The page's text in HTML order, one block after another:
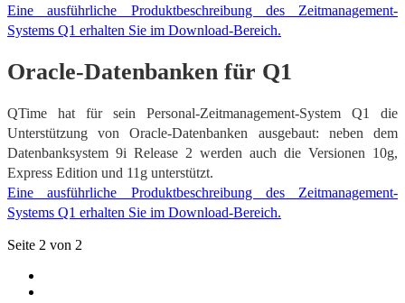
Eine ausführliche Produktbeschreibung des Zeitmanagement-
Systems Q1 erhalten Sie im Download-Bereich.
Oracle-Datenbanken für Q1
QTime hat für sein Personal-Zeitmanagement-System Q1 die
Unterstützung von Oracle-Datenbanken ausgebaut: neben dem
Datenbanksystem 9i Release 2 werden auch die Versionen 10g,
Express Edition und 11g unterstützt.
Eine ausführliche Produktbeschreibung des Zeitmanagement-
Systems Q1 erhalten Sie im Download-Bereich.
Seite 2 von 2